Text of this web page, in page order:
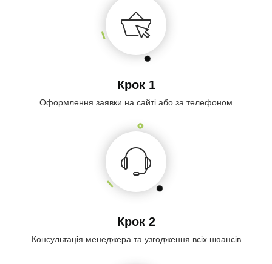
Крок 1
Оформлення заявки на сайті або за телефоном
Крок 2
Консультація менеджера та узгодження всіх нюансів